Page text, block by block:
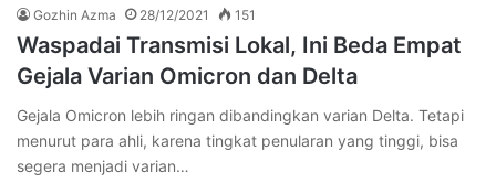
Gozhin Azma 28/12/2021 151
Waspadai Transmisi Lokal, Ini Beda Empat
Gejala Varian Omicron dan Delta
Gejala Omicron lebih ringan dibandingkan varian Delta. Tetapi
menurut para ahli, karena tingkat penularan yang tinggi, bisa
segera menjadi varian…